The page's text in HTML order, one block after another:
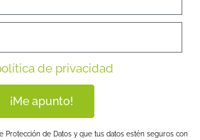
de privacidad
¡Me apunto!
Protección de Datos y que tus datos estén seguros con